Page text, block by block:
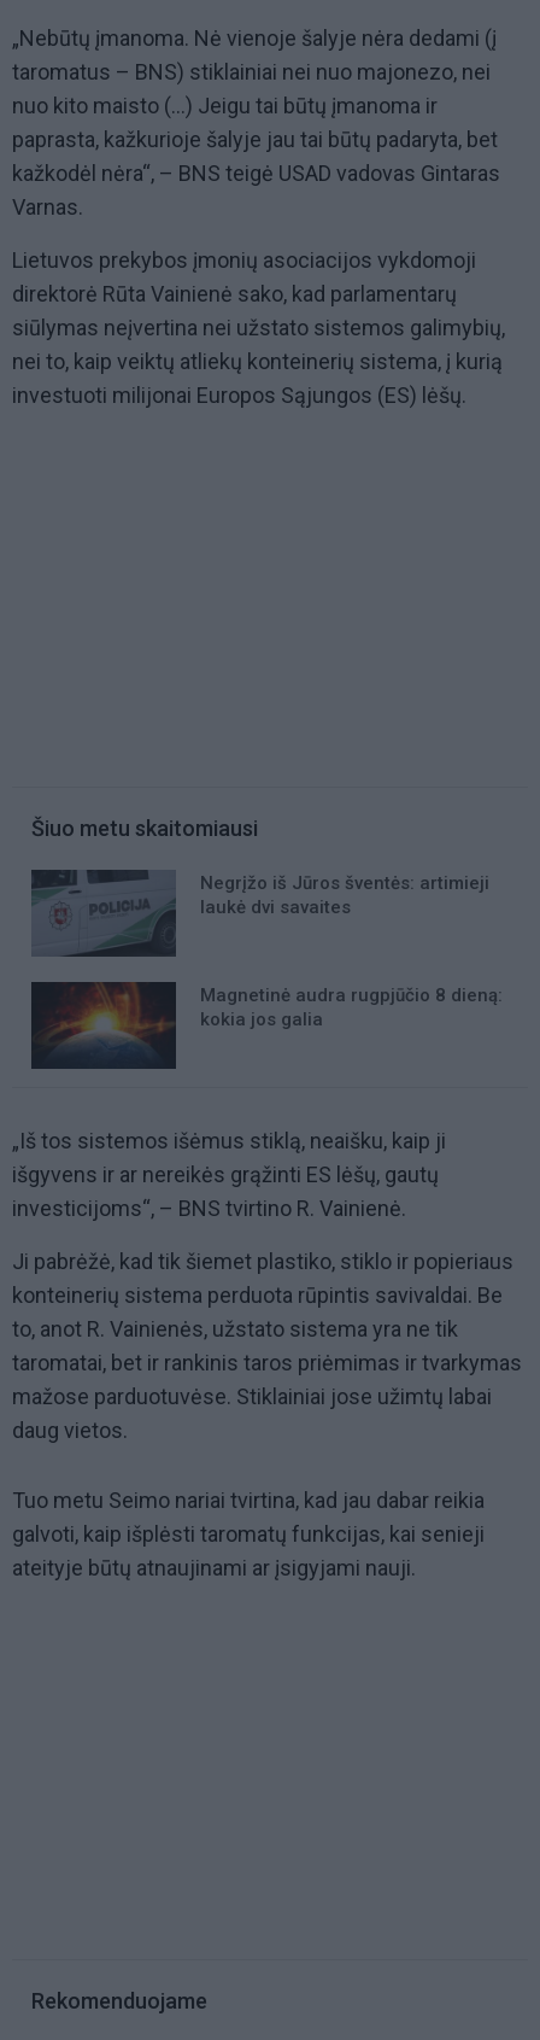
„Nebūtų įmanoma. Nė vienoje šalyje nėra dedami (į
taromatus – BNS) stiklainiai nei nuo majonezo, nei
nuo kito maisto (...) Jeigu tai būtų įmanoma ir
paprasta, kažkurioje šalyje jau tai būtų padaryta, bet
kažkodėl nėra“, – BNS teigė USAD vadovas Gintaras
Varnas.
Lietuvos prekybos įmonių asociacijos vykdomoji
direktorė Rūta Vainienė sako, kad parlamentarų
siūlymas neįvertina nei užstato sistemos galimybių,
nei to, kaip veiktų atliekų konteinerių sistema, į kurią
investuoti milijonai Europos Sąjungos (ES) lėšų.
Šiuo metu skaitomiausi
Negrįžo iš Jūros šventės: artimieji
laukė dvi savaites
Magnetinė audra rugpjūčio 8 dieną:
kokia jos galia
„Iš tos sistemos išėmus stiklą, neaišku, kaip ji
išgyvens ir ar nereikės grąžinti ES lėšų, gautų
investicijoms“, – BNS tvirtino R. Vainienė.
Ji pabrėžė, kad tik šiemet plastiko, stiklo ir popieriaus
konteinerių sistema perduota rūpintis savivaldai. Be
to, anot R. Vainienės, užstato sistema yra ne tik
taromatai, bet ir rankinis taros priėmimas ir tvarkymas
mažose parduotuvėse. Stiklainiai jose užimtų labai
daug vietos.
Tuo metu Seimo nariai tvirtina, kad jau dabar reikia
galvoti, kaip išplėsti taromatų funkcijas, kai senieji
ateityje būtų atnaujinami ar įsigyjami nauji.
Rekomenduojame